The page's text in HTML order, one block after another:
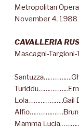
Metropolitan
November 4, 1988
CAVALLERIA
Mascagni-
Lola………………..Gail
Mamma